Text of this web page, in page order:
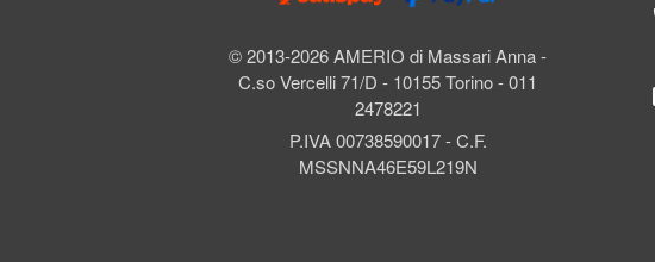
© 2013-2026 AMERIO di Massari Anna -
C.so Vercelli 71/D - 10155 Torino - 011
2478221
P.IVA 00738590017 - C.F.
MSSNNA46E59L219N